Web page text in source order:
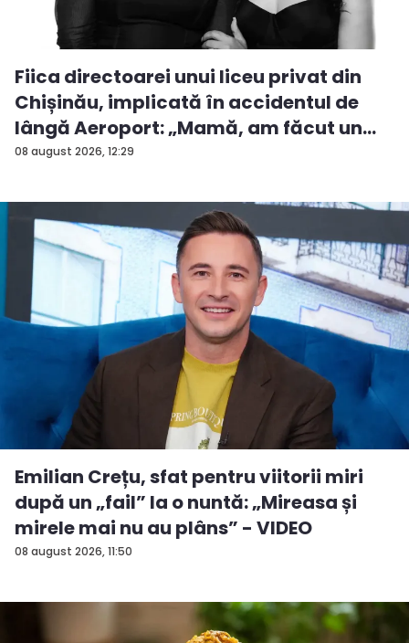
08 august 2026, 12:29
Fiica directoarei unui liceu privat din
Chișinău, implicată în accidentul de
lângă Aeroport: „Mamă, am făcut un
ac...
08 august 2026, 11:50
Emilian Crețu, sfat pentru viitorii miri
după un „fail” la o nuntă: „Mireasa și
mirele mai nu au plâns” - VIDEO